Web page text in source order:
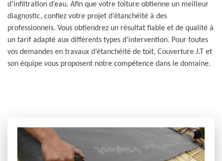
d’infiltration d’eau. Afin que votre toiture obtienne un meilleur
diagnostic, confiez votre projet d’étanchéité à des
professionnels. Vous obtiendrez un résultat fiable et de qualité à
un tarif adapté aux différents types d’intervention. Pour toutes
vos demandes en travaux d’étanchéité de toit, Couverture J.T et
son équipe vous proposent notre compétence dans le domaine.